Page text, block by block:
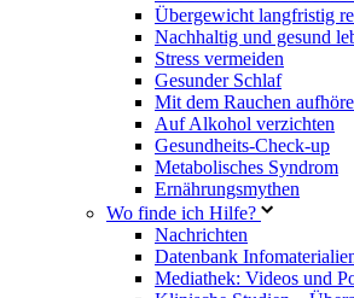
Übergewicht langfristig
Nachhaltig und gesund
Stress vermeiden
Gesunder Schlaf
Mit dem Rauchen
Auf Alkohol verzichten
Gesundheits-Check-up
Metabolisches Syndrom
Ernährungsmythen
Wo finde ich Hilfe?
Nachrichten
Datenbank
Mediathek: Videos und